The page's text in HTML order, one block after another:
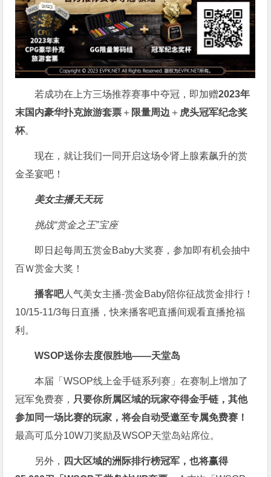
若成功在上方三场推荐赛事中夺冠，即加赠2023年
末国内豪华扑克旅游套票 ＋ 限量周边 ＋ 虎头冠军纪念奖
杯。
现在，就让我们一同开启这场令肾上腺素飙升的赏
金圣宴吧！
美女主播天天玩
挑战“赏金之王”宝座
即日起每周五赏金Baby大奖赛，参加即有机会抽中
百Ｗ赏金大奖！
播客吧人气美女主播-赏金Baby陪你征战赏金排行！
10/15-11/3每日直播，快来播客吧直播间观看直播抢福
利。
WSOP送你去度假胜地——天堂岛
本届「WSOP线上金手链系列赛」在赛制上增加了
冠军免费赛， 只要你所属区域的玩家夺得金手链，其他
参加同一场比赛的玩家，将会自动受邀至专属免费赛！
最高可瓜分10W刀奖励及WSOP天堂岛站席位。
另外， 四大区域的洲际排行榜冠军，也将赢得